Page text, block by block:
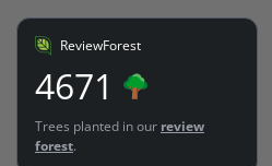
ReviewForest
4671
Trees planted in our review
forest.